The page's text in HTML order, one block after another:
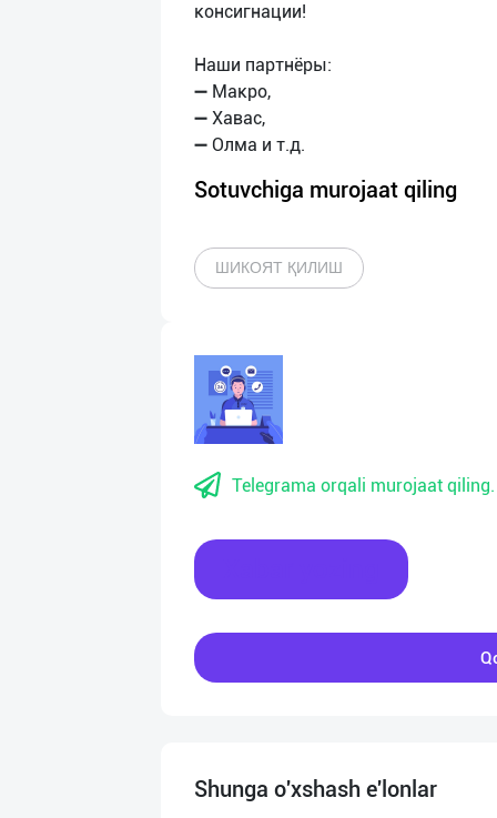
консигнации!
Наши партнёры:
➖ Макро,
➖ Хавас,
Sotuvchiga murojaat qiling
ШИКОЯТ ҚИЛИШ
Telegrama orqali murojaat qiling.
Shunga o'xshash e'lonlar